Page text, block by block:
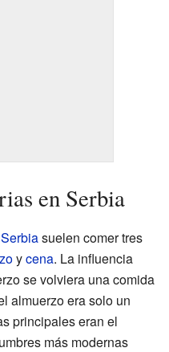
en Serbia
Serbiasuelen comer tres
ycena. La influencia
se volviera una comida
almuerzo era solo un
principales eran el
más modernas